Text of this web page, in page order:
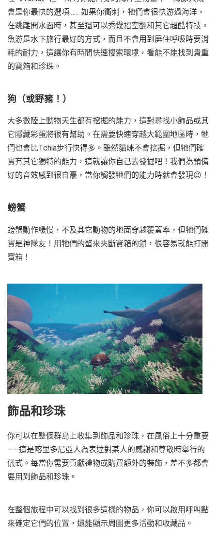
會是你最快的選項…… 如果你衝刺，牠們會很快游過海洋，
在跳離開水面時，甚至還可以秀幾招空翻和其它超酷特技。
魚游是水下旅行最好的方式，而且不會用到屏住呼吸時要消
耗的耐力，這讓你有時間快速搜索環境，看能不能找到貴重
的寶箱和珍珠。
狗（或野豬！）
大多數陸上動物天生都有挖掘的能力，這對尋找小飾品或其
它隱藏彩蛋將很有幫助。在需要快速穿越大範圍地區時，牠
們也會比Tchia步行快得多。雖然貓咪不會挖掘，但牠們確
實有其它獨特的能力，這就讓你自己去發掘吧！我們為預備
好的音效感到很自豪，當你觸發牠們的能力時就會發現😉！
螃蟹
螃蟹動作緩慢，不及其它動物的地面穿越覆蓋率，但牠們確
實是神隊友！用牠們的螫來夾斷寶箱的鎖，很容易就能打開
寶箱！
飾品和珍珠
你可以在整個群島上收集到飾品和珍珠，在風俗上十分重要
——這是喀里多尼亞人為表達對某人的感謝和尊敬時舉行的
儀式。每當你需要貢獻禮物或購買額外的裝飾，差不多都會
要用到飾品和珍珠。
在整個旅程中可以找到很多這樣的物品，你可以啟用呼叫點
來確定它們的位置，還能顯示周圍更多活動和收藏品。